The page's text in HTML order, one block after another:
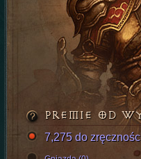
PREMIE OD
7,275 do